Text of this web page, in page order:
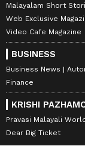
Malayalam Short
Web Exclusive
Video Cafe Magazine
BUSINESS
Business News
Finance
KRISHI
Pravasi Malayali
Dear Big Ticket